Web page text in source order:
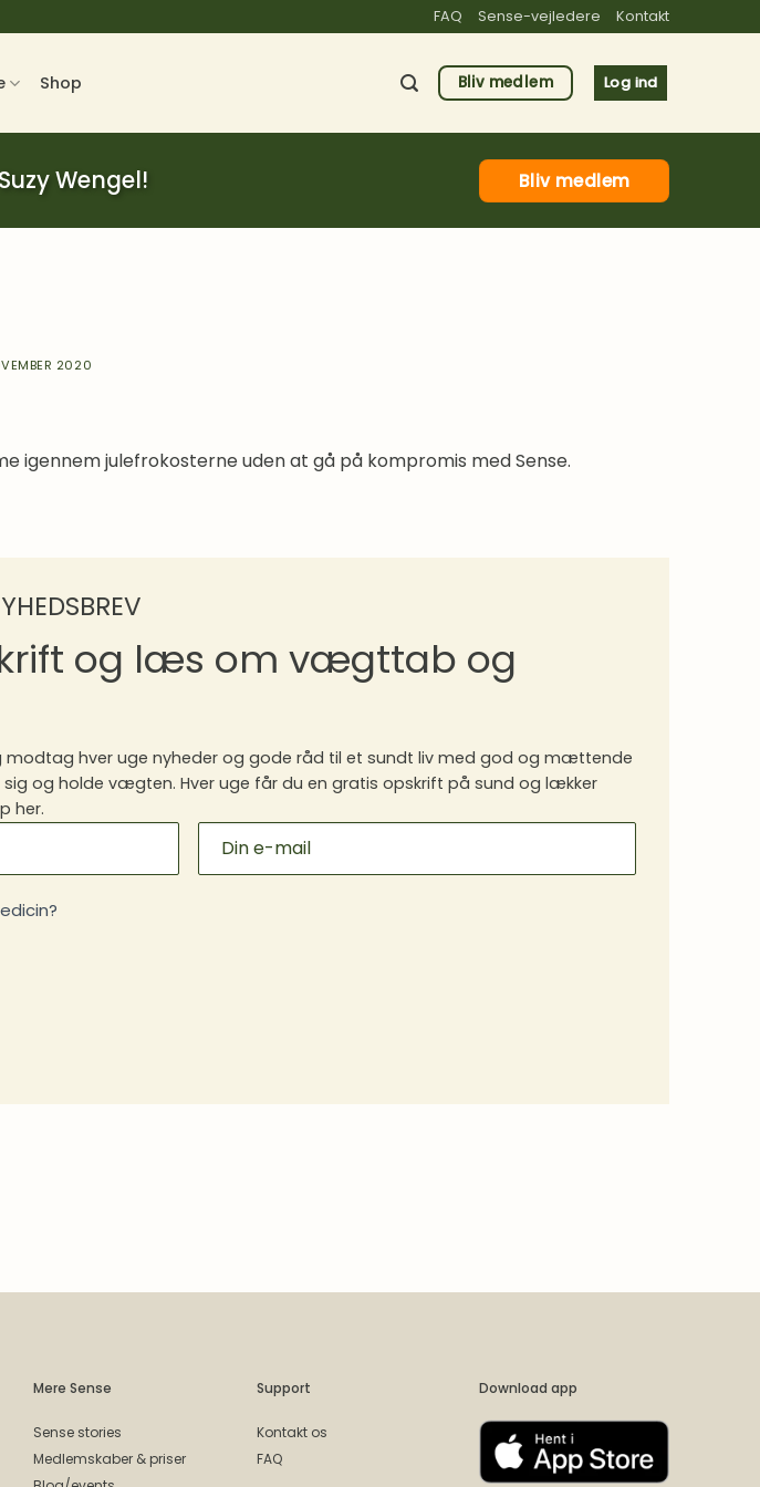
FAQ Sense-vejledere Kontakt
Shop Bliv medlem Log ind
Wengel! Bliv medlem
2020
igennem julefrokosterne uden at gå på kompromis med Sense.
og læs om vægttab og
modtag hver uge nyheder og gode råd til et sundt liv med god og mættende
og holde vægten. Hver uge får du en gratis opskrift på sund og lækker
her.
Mere Sense
Sense stories
Medlemskaber & priser
Support
Kontakt os
FAQ
Download app